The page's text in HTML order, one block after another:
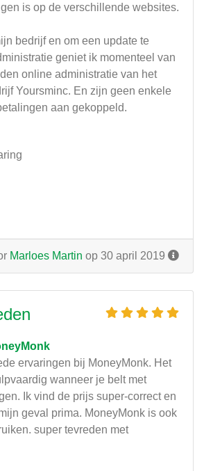
is op de verschillende websites.
bedrijf en om een update te
geniet ik momenteel van
online administratie van het
Yoursminc. En zijn geen enkele
aan gekoppeld.
Marloes Martin op 30 april 2019
ervaringen bij MoneyMonk. Het
wanneer je belt met
Ik vind de prijs super-correct en
geval prima. MoneyMonk is ook
super tevreden met